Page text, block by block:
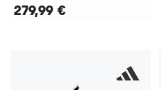
279,99 €